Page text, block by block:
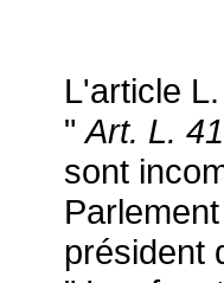
L'article
"Art. L.
sont
président